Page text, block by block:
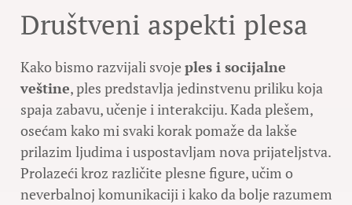
Društveni aspekti plesa
Kako bismo razvijali svojeples i socijalne
veštine, ples predstavlja jedinstvenu priliku koja
spaja zabavu, učenje i interakciju. Kada plešem,
osećam kako mi svaki korak pomaže da lakše
prilazim ljudima i uspostavljam nova prijateljstva.
Prolazeći kroz različite plesne figure, učim o
neverbalnoj komunikaciji i kako da bolje razumem